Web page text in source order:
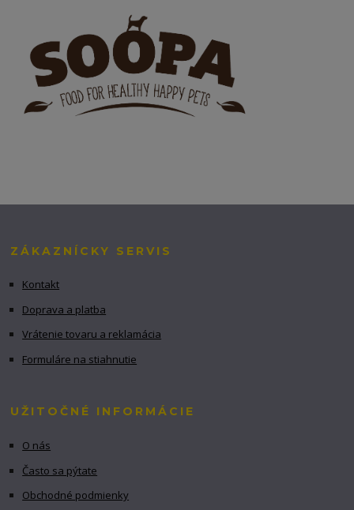
ZÁKAZNÍCKY SERVIS
Kontakt
Doprava a platba
Vrátenie tovaru a reklamácia
Formuláre na stiahnutie
UŽITOČNÉ INFORMÁCIE
O nás
Často sa pýtate
Obchodné podmienky